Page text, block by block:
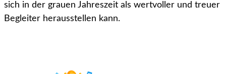
sich in der grauen Jahreszeit als wertvoller und treuer
Begleiter herausstellen kann.